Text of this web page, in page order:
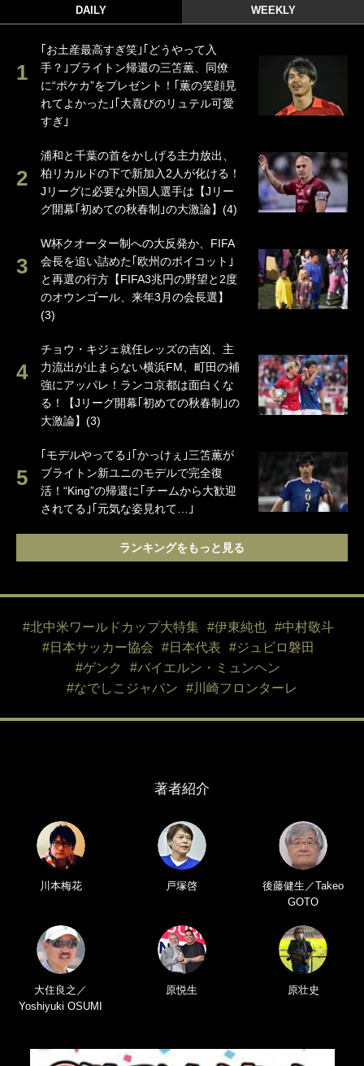
DAILY WEEKLY
｢お土産最高すぎ笑｣｢どうやって入
手？｣ブライトン帰還の三笘薫、同僚
に“ポケカ”をプレゼント！｢薫の笑顔見
れてよかった｣｢大喜びのリュテル可愛
すぎ｣
浦和と千葉の首をかしげる主力放出、
柏リカルドの下で新加入2人が化ける！
Jリーグに必要な外国人選手は【Jリー
グ開幕｢初めての秋春制｣の大激論】(4)
W杯クオーター制への大反発か、FIFA
会長を追い詰めた｢欧州のボイコット｣
と再選の行方【FIFA3兆円の野望と2度
のオウンゴール、来年3月の会長選】
(3)
チョウ・キジェ就任レッズの吉凶、主
力流出が止まらない横浜FM、町田の補
強にアッパレ！ランコ京都は面白くな
る！【Jリーグ開幕｢初めての秋春制｣の
大激論】(3)
｢モデルやってる｣｢かっけぇ｣三笘薫が
ブライトン新ユニのモデルで完全復
活！“King”の帰還に｢チームから大歓迎
されてる｣｢元気な姿見れて…｣
ランキングをもっと見る
#北中米ワールドカップ大特集 #伊東純也
#中村敬斗
#日本サッカー協会
#日本代表
#ジュビロ磐田
#ゲンク
#バイエルン・ミュンヘン
#なでしこジャパン
#川崎フロンターレ
著者紹介
川本梅花 戸塚啓
後藤健生／Takeo
GOTO
大住良之／
Yoshiyuki OSUMI
原悦生 原壮史